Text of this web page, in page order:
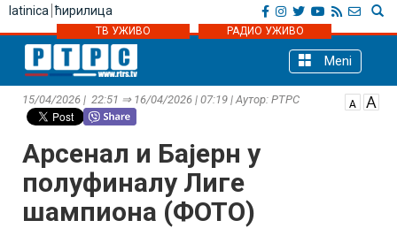
latinica ћирилица
ТВ УЖИВО РАДИО УЖИВО
Meni
15/04/2026 | 22:51 ⇒ 16/04/2026 | 07:19 | Аутор: РТРС
Арсенал и Бајерн у
полуфиналу Лиге
шампиона (ФОТО)